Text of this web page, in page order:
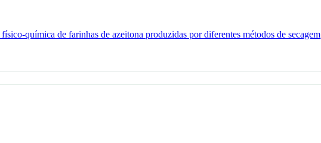
química de farinhas de azeitona produzidas por diferentes métodos de secagem